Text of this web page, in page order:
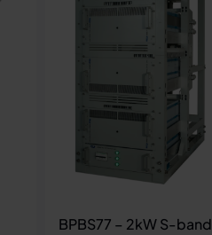
BPBS77 – 2kW S-band